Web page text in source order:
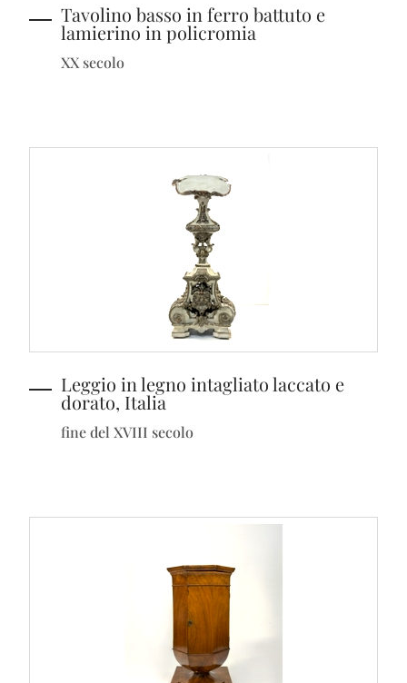
Tavolino basso in ferro battuto e
lamierino in policromia
XX secolo
Leggio in legno intagliato laccato e
dorato, Italia
fine del XVIII secolo